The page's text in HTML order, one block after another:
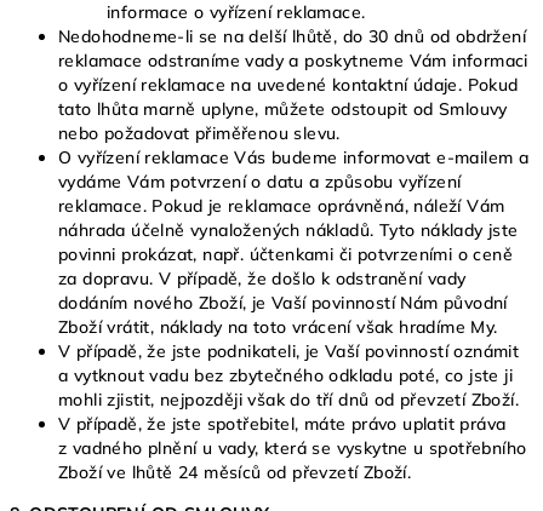
informace o vyřízení reklamace.
Nedohodneme-li se na delší lhůtě, do 30 dnů od obdržení
reklamace odstraníme vady a poskytneme Vám informaci
o vyřízení reklamace na uvedené kontaktní údaje. Pokud
tato lhůta marně uplyne, můžete odstoupit od Smlouvy
nebo požadovat přiměřenou slevu.
O vyřízení reklamace Vás budeme informovat e-mailem a
vydáme Vám potvrzení o datu a způsobu vyřízení
reklamace. Pokud je reklamace oprávněná, náleží Vám
náhrada účelně vynaložených nákladů. Tyto náklady jste
povinni prokázat, např. účtenkami či potvrzeními o ceně
za dopravu. V případě, že došlo k odstranění vady
dodáním nového Zboží, je Vaší povinností Nám původní
Zboží vrátit, náklady na toto vrácení však hradíme My.
V případě, že jste podnikateli, je Vaší povinností oznámit
a vytknout vadu bez zbytečného odkladu poté, co jste ji
mohli zjistit, nejpozději však do tří dnů od převzetí Zboží.
V případě, že jste spotřebitel, máte právo uplatit práva
z vadného plnění u vady, která se vyskytne u spotřebního
Zboží ve lhůtě 24 měsíců od převzetí Zboží.